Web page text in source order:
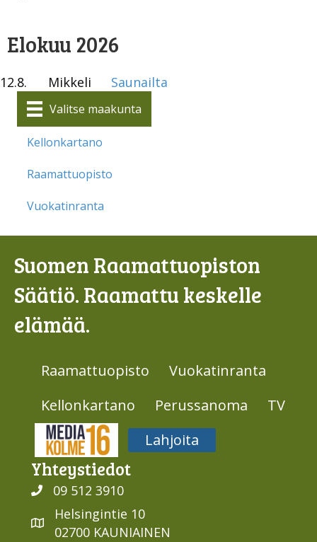
Elokuu 2026
12.8. Mikkeli Saunailta
Valitse maakunta
Kellonkartano
Raamattuopisto
Vuokatinranta
Suomen Raamattuopiston
Säätiö. Raamattu keskelle
elämää.
Raamattuopisto
Vuokatinranta
Kellonkartano
Perussanoma
TV
Media316
Lahjoita
Yhteys­tiedot
09 512 3910
Helsingintie 10
02700 KAUNIAINEN